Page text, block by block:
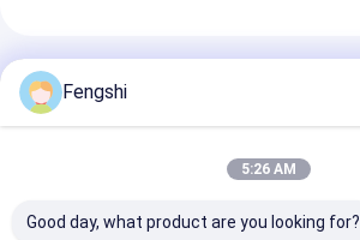
Rekomendasi Produk
Fengshi
5:26 AM
Good day, what product are you looking for?